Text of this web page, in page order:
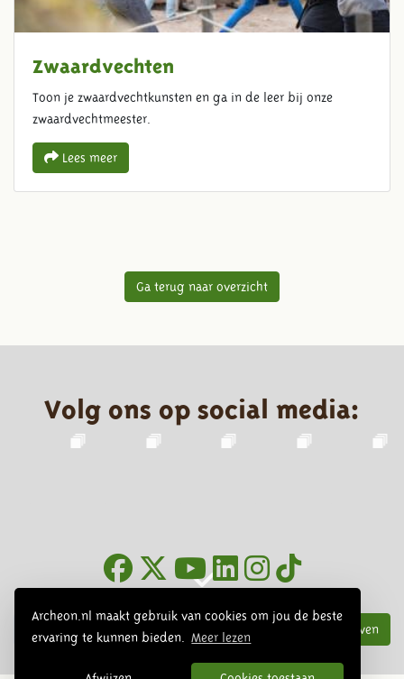
Archeon.nl maakt gebruik van cookies om jou de beste
ervaring te kunnen bieden.
Meer lezen
Zwaardvechten
Toon je zwaardvechtkunsten en ga in de leer bij onze
zwaardvechtmeester.
Lees meer
Ga terug naar overzicht
Volg ons op social media:
Inschrijven